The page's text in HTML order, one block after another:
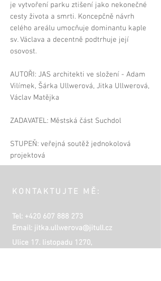
je vytvoření parku ztišení jako nekonečné
cesty života a smrti. Koncepčně návrh
celého areálu umocňuje dominantu kaple
sv. Václava a decentně podtrhuje její
osovost.
AUTOŘI: JAS architekti ve složení - Adam
Vilímek, Šárka Ullwerová, Jitka Ullwerová,
Václav Matějka
ZADAVATEL: Městská část Suchdol
STUPEŇ: veřejná soutěž jednokolová
projektová
KONTAKTUJTE MĚ:
Tel: +420 607 888 273
Email: jitka.ullwerova@jitull.cz
Ulice 17. listopadu 1270,